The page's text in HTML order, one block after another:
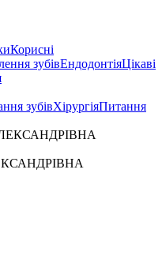
Корисні
зубівЕндодонтіяЦікаві
зубівХірургіяПитання